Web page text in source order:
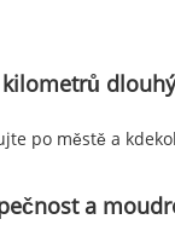
po městě a
a